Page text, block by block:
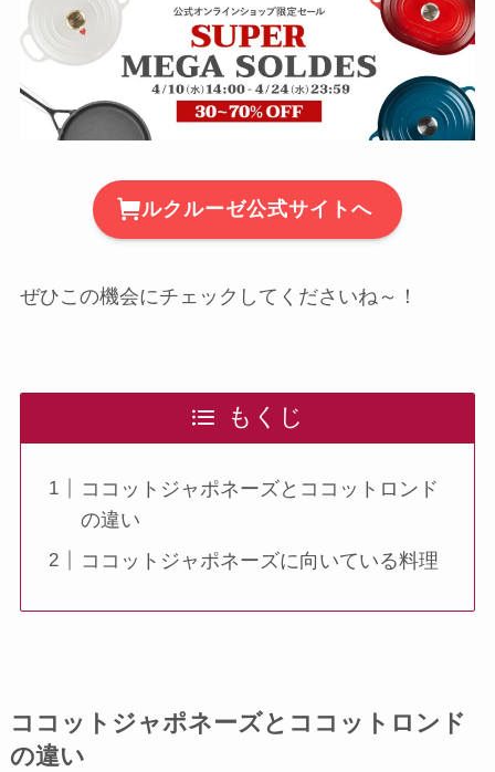
ルクルーゼ公式サイトへ
ぜひこの機会にチェックしてくださいね～！
もくじ
ココットジャポネーズとココットロンド
の違い
ココットジャポネーズに向いている料理
ココットジャポネーズとココットロンド
の違い